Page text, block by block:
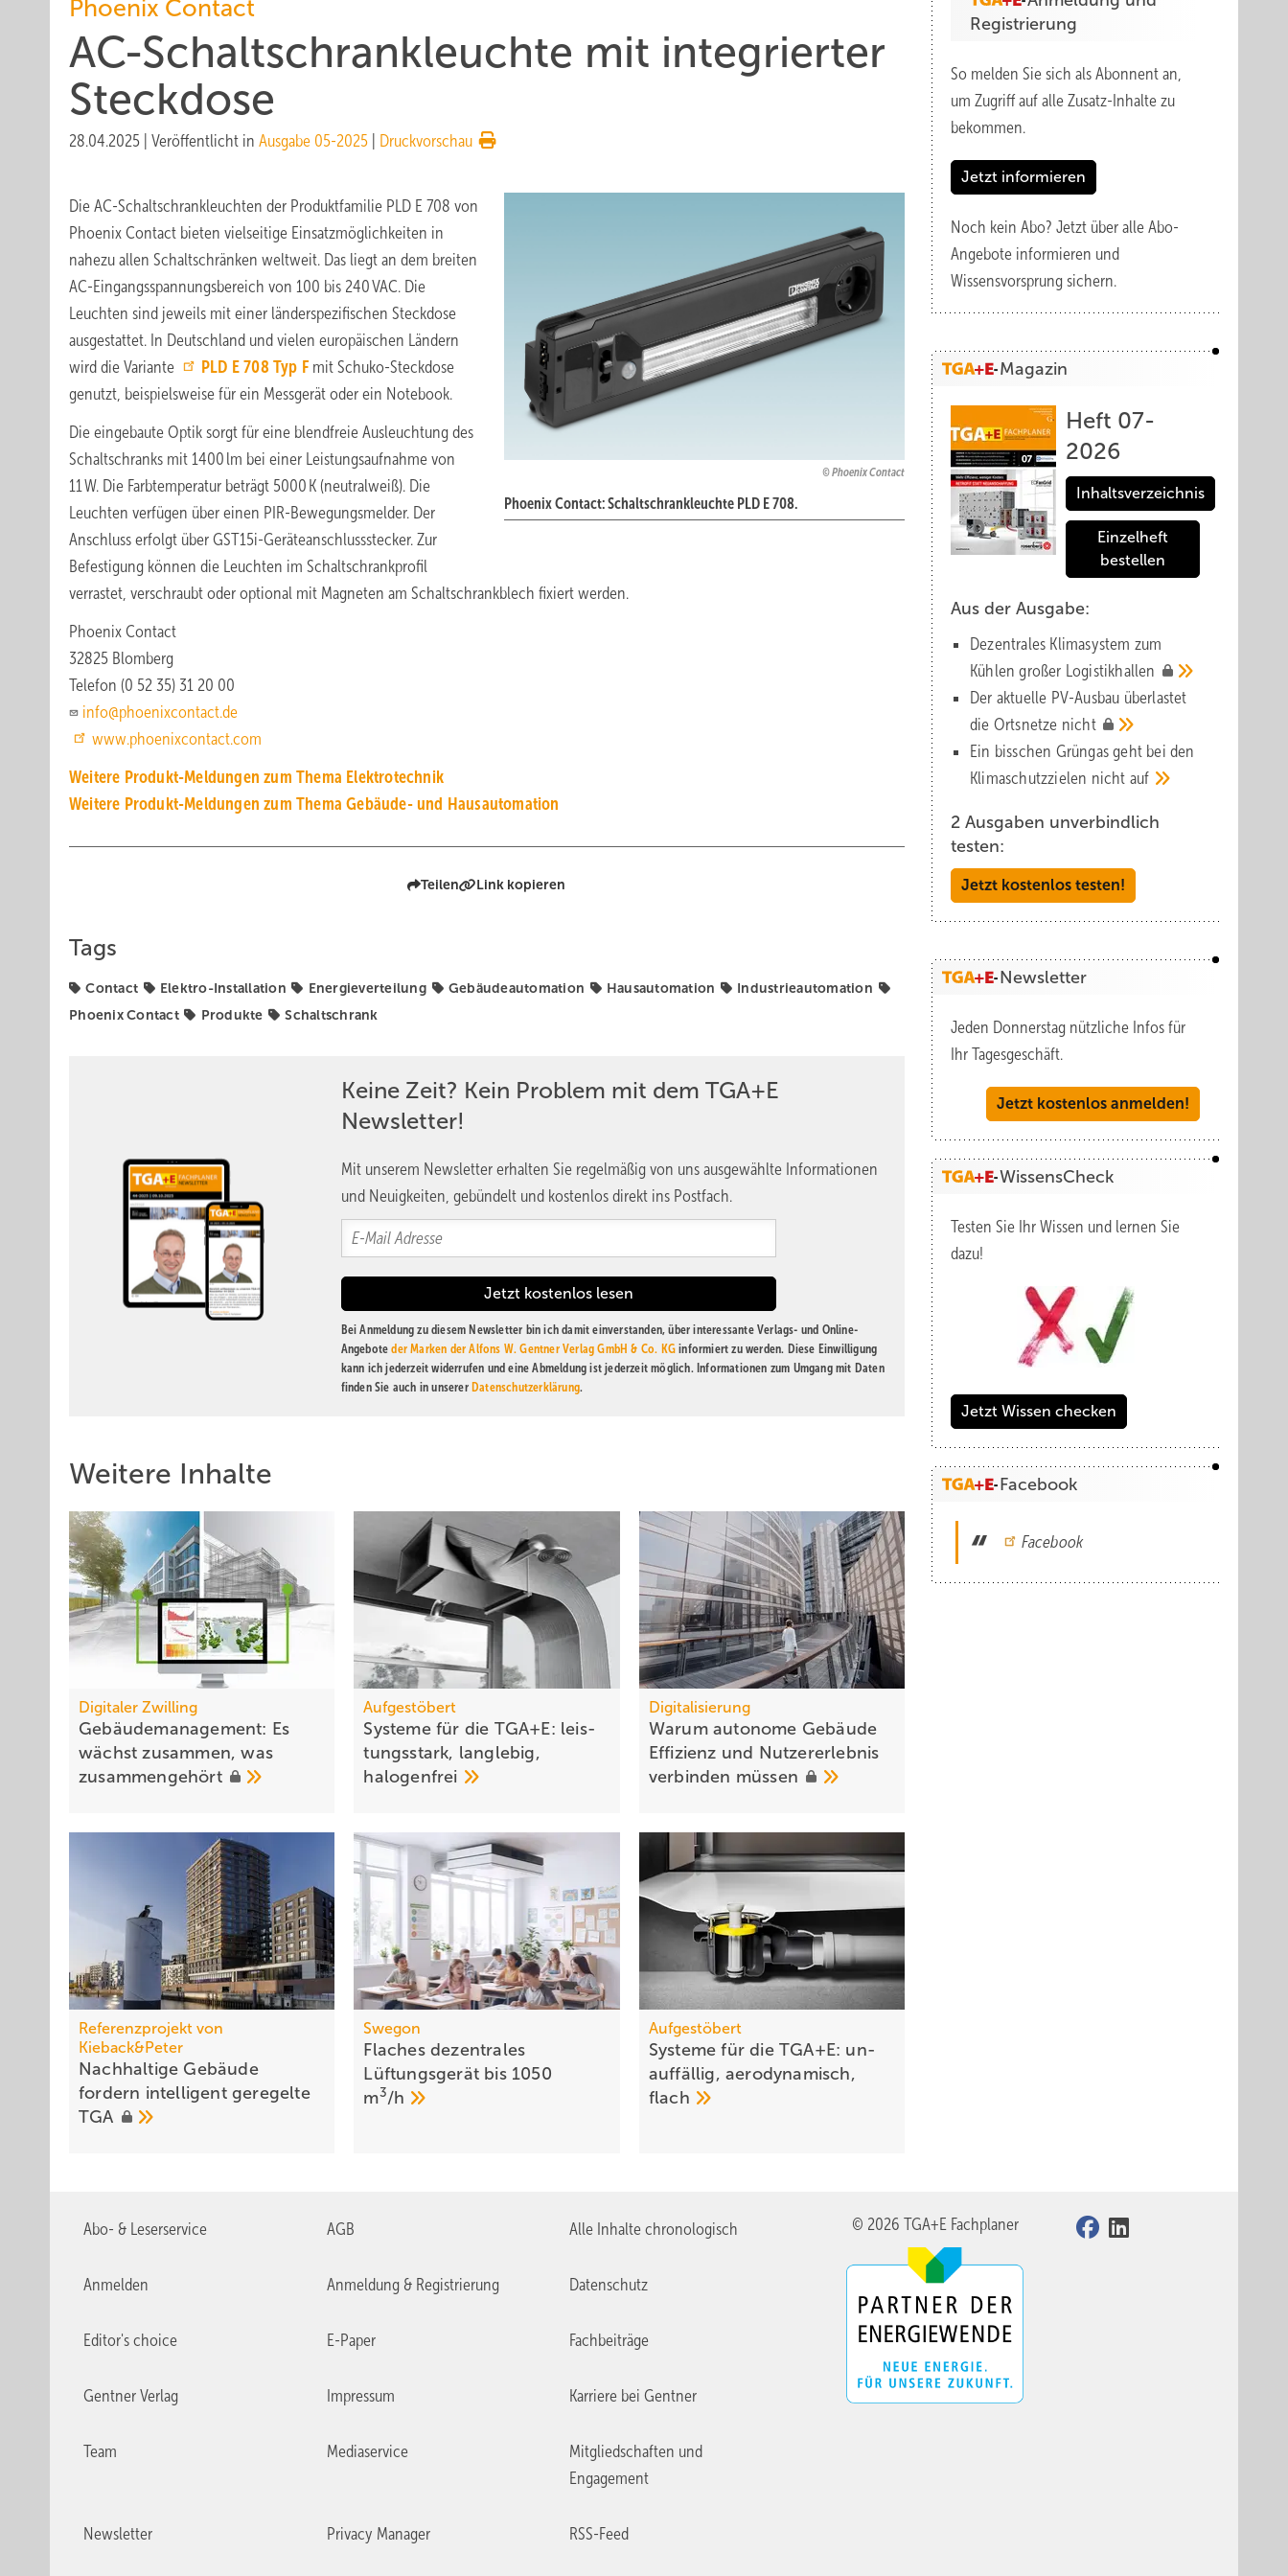
Phoenix Contact
AC-Schaltschrankleuchte mit integrierter
Steckdose
28.04.2025 Veröffentlicht in Ausgabe 05-2025 Druckvorschau
Phoenix Contact
Phoenix Contact: Schaltschrankleuchte PLD E 708.
Die AC-Schaltschrankleuchten der Produktfamilie PLD E 708 von
Phoenix Contact bieten vielseitige Einsatzmöglichkeiten in
nahezu allen Schaltschränken weltweit. Das liegt an dem breiten
AC-Eingangsspannungsbereich von 100 bis 240 VAC. Die
Leuchten sind jeweils mit einer länderspezifischen Steckdose
ausgestattet. In Deutschland und vielen europäischen Ländern
wird die Variante
PLD E 708 Typ F mit Schuko-Steckdose
genutzt, beispielsweise für ein Messgerät oder ein Notebook.
Die eingebaute Optik sorgt für eine blendfreie Ausleuchtung des
Schaltschranks mit 1400 lm bei einer Leistungsaufnahme von
11 W. Die Farbtemperatur beträgt 5000 K (neutralweiß). Die
Leuchten verfügen über einen PIR-Bewegungsmelder. Der
Anschluss erfolgt über GST15i-Geräteanschlussstecker. Zur
Befestigung können die Leuchten im Schaltschrankprofil
verrastet, verschraubt oder optional mit Magneten am Schaltschrankblech fixiert werden.
Phoenix Contact
32825 Blomberg
Telefon (0 52 35) 31 20 00
info@phoenixcontact.de
www.phoenixcontact.com
Weitere Produkt-Meldungen zum Thema Elektrotechnik
Weitere Produkt-Meldungen zum Thema Gebäude- und Hausautomation
Teilen Link kopieren
Tags
Contact Elektro-Installation Energieverteilung Gebäudeautomation Hausautomation
Industrieautomation
Phoenix Contact
Produkte Schaltschrank
Keine Zeit? Kein Problem mit dem TGA+E
Newsletter!
Mit unserem Newsletter erhalten Sie regelmäßig von uns ausgewählte Informationen
und Neuigkeiten, gebündelt und kostenlos direkt ins Postfach.
Bei Anmeldung zu diesem Newsletter bin ich damit einverstanden, über interessante Verlags- und Online-
Angeboteder Marken der Alfons W. Gentner Verlag GmbH & Co. KG informiert zu werden. Diese Einwilligung
kann ich jederzeit widerrufen und eine Abmeldung ist jederzeit möglich. Informationen zum Umgang mit Daten
finden Sie auch in unserer Datenschutzerklärung.
Weitere Inhalte
Digitaler Zwilling
Gebäudemanagement: Es
wächst zusammen, was
zusammengehört
Aufgestöbert
Systeme für die TGA+E: leis­
tungs­stark, lang­le­big,
ha­lo­gen­frei
Digitalisierung
Warum auto­nome Gebäude
Effi­zienz und Nutzer­erlebnis
ver­binden müssen
Referenzprojekt von
Kieback&Peter
Nachhaltige Gebäude
fordern intelli­gent geregelte
TGA
Swegon
Flaches dezentrales
Lüftungsgerät bis 1050
m3/h
Aufgestöbert
Systeme für die TGA+E: un­
auf­fäl­lig, ae­ro­dy­na­misch,
flach
Registrierung
So melden Sie sich als Abonnent an,
um Zugriff auf alle Zusatz-Inhalte zu
bekommen.
Jetzt informieren
Noch kein Abo? Jetzt über alle Abo-
Angebote informieren und
Wissensvorsprung sichern.
Magazin
Heft 07-
2026
Inhaltsverzeichnis
Einzelheft
bestellen
Aus der Ausgabe:
Dezentrales Klimasystem zum
Kühlen großer Logistik­hallen
Der aktuelle PV-Ausbau über­lastet
die Orts­netze nicht
Ein bisschen Grüngas geht bei den
Klima­schutz­zielen nicht auf
2 Ausgaben unverbindlich
testen:
Jetzt kostenlos testen!
Newsletter
Jeden Donnerstag nützliche Infos für
Ihr Tagesgeschäft.
Jetzt kostenlos anmelden!
WissensCheck
Testen Sie Ihr Wissen und lernen Sie
dazu!
Jetzt Wissen checken
Facebook
Facebook
Abo- & Leserservice AGB Alle Inhalte chronologisch
Anmelden Anmeldung & Registrierung Datenschutz
Editor's choice E-Paper Fachbeiträge
Gentner Verlag Impressum Karriere bei Gentner
Team Mediaservice
Mitgliedschaften und
Engagement
Newsletter Privacy Manager RSS-Feed
© 2026 TGA+E Fachplaner